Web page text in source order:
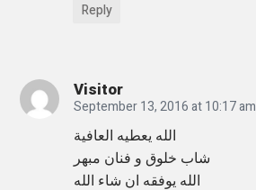
Reply
Visitor
September 13, 2016 at 10:17 am
الله يعطيه العافية
شاب خلوق و فنان مبهر
الله يوفقه ان شاء الله